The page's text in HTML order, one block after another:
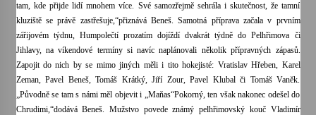
Vysočinka
17. 7. 2026
Ozvěny prázdnin
14. 7. 2026
tam, kde přijde lidí mnohem více. Své samozřejmě sehrála i skutečnost, že tamní
kluziště se právě zastřešuje,“přiznává Beneš. Samotná příprava začala v prvním
zářijovém týdnu, Humpolečtí prozatím dojíždí dvakrát týdně do Pelhřimova či
Jihlavy, na víkendové termíny si navíc naplánovali několik přípravných zápasů.
Zapojit do nich by se mimo jiných měli i tito hokejisté: Vratislav Hřeben, Karel
Zeman, Pavel Beneš, Tomáš Krátký, Jiří Zour, Pavel Klubal či Tomáš Vaněk.
„Původně se tam s námi měl objevit i „Maňas“Pokorný, ten však nakonec odešel do
Chrudimi,“dodává Beneš. Mužstvo povede známý pelhřimovský kouč Vladimír